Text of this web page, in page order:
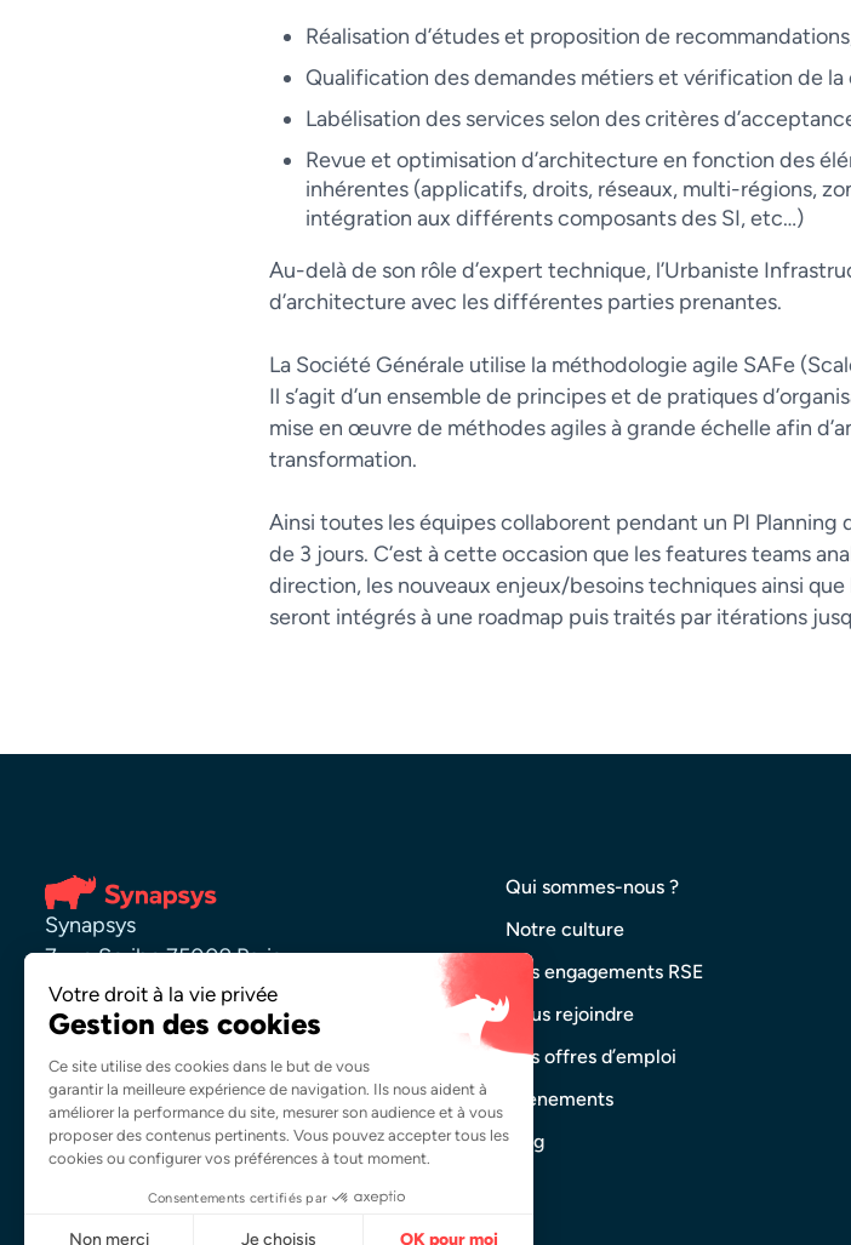
Réalisation d’études et proposition de
Qualification des demandes métiers et vérification de la
Labélisation des services selon des critères
Revue et optimisation d’architecture en fonction des
inhérentes (applicatifs, droits, réseaux, multi-régions,
intégration aux différents composants des SI, etc…)
Au-delà de son rôle d’expert technique, l’Urbaniste
d’architecture avec les différentes parties prenantes.
La Société Générale utilise la méthodologie agile SAFe
Il s’agit d’un ensemble de principes et de pratiques
mise en œuvre de méthodes agiles à grande échelle afin
transformation.
Ainsi toutes les équipes collaborent pendant un PI
de 3 jours. C’est à cette occasion que les features teams
direction, les nouveaux enjeux/besoins techniques ainsi
seront intégrés à une roadmap puis traités par itérations
Synapsys
7 rue Scribe 75009 Paris
01 84 16 49 71
Contactez-nous
Qui sommes-nous ?
Notre culture
Nos engagements RSE
Nous rejoindre
Nos offres d’emploi
Évènements
Blog